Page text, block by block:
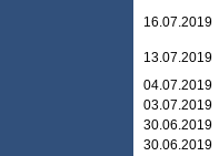
16.07.2019
13.07.2019
04.07.2019
03.07.2019
30.06.2019
30.06.2019